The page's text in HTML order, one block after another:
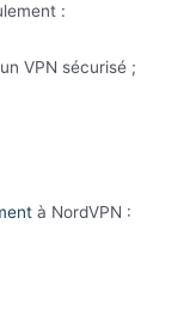
:
VPN sécurisé ;
à NordVPN :